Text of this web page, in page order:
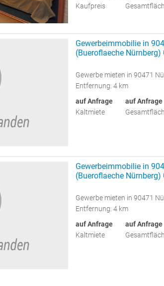
Kaufpreis
Gewerbeimmobilie in
(Bueroflaeche Nürnberg)
Gewerbe mieten in 90471
Entfernung: 4 km
auf Anfrage
Kaltmiete
auf Anfrage
Gewerbeimmobilie in
(Bueroflaeche Nürnberg)
Gewerbe mieten in 90471
Entfernung: 4 km
auf Anfrage
Kaltmiete
auf Anfrage